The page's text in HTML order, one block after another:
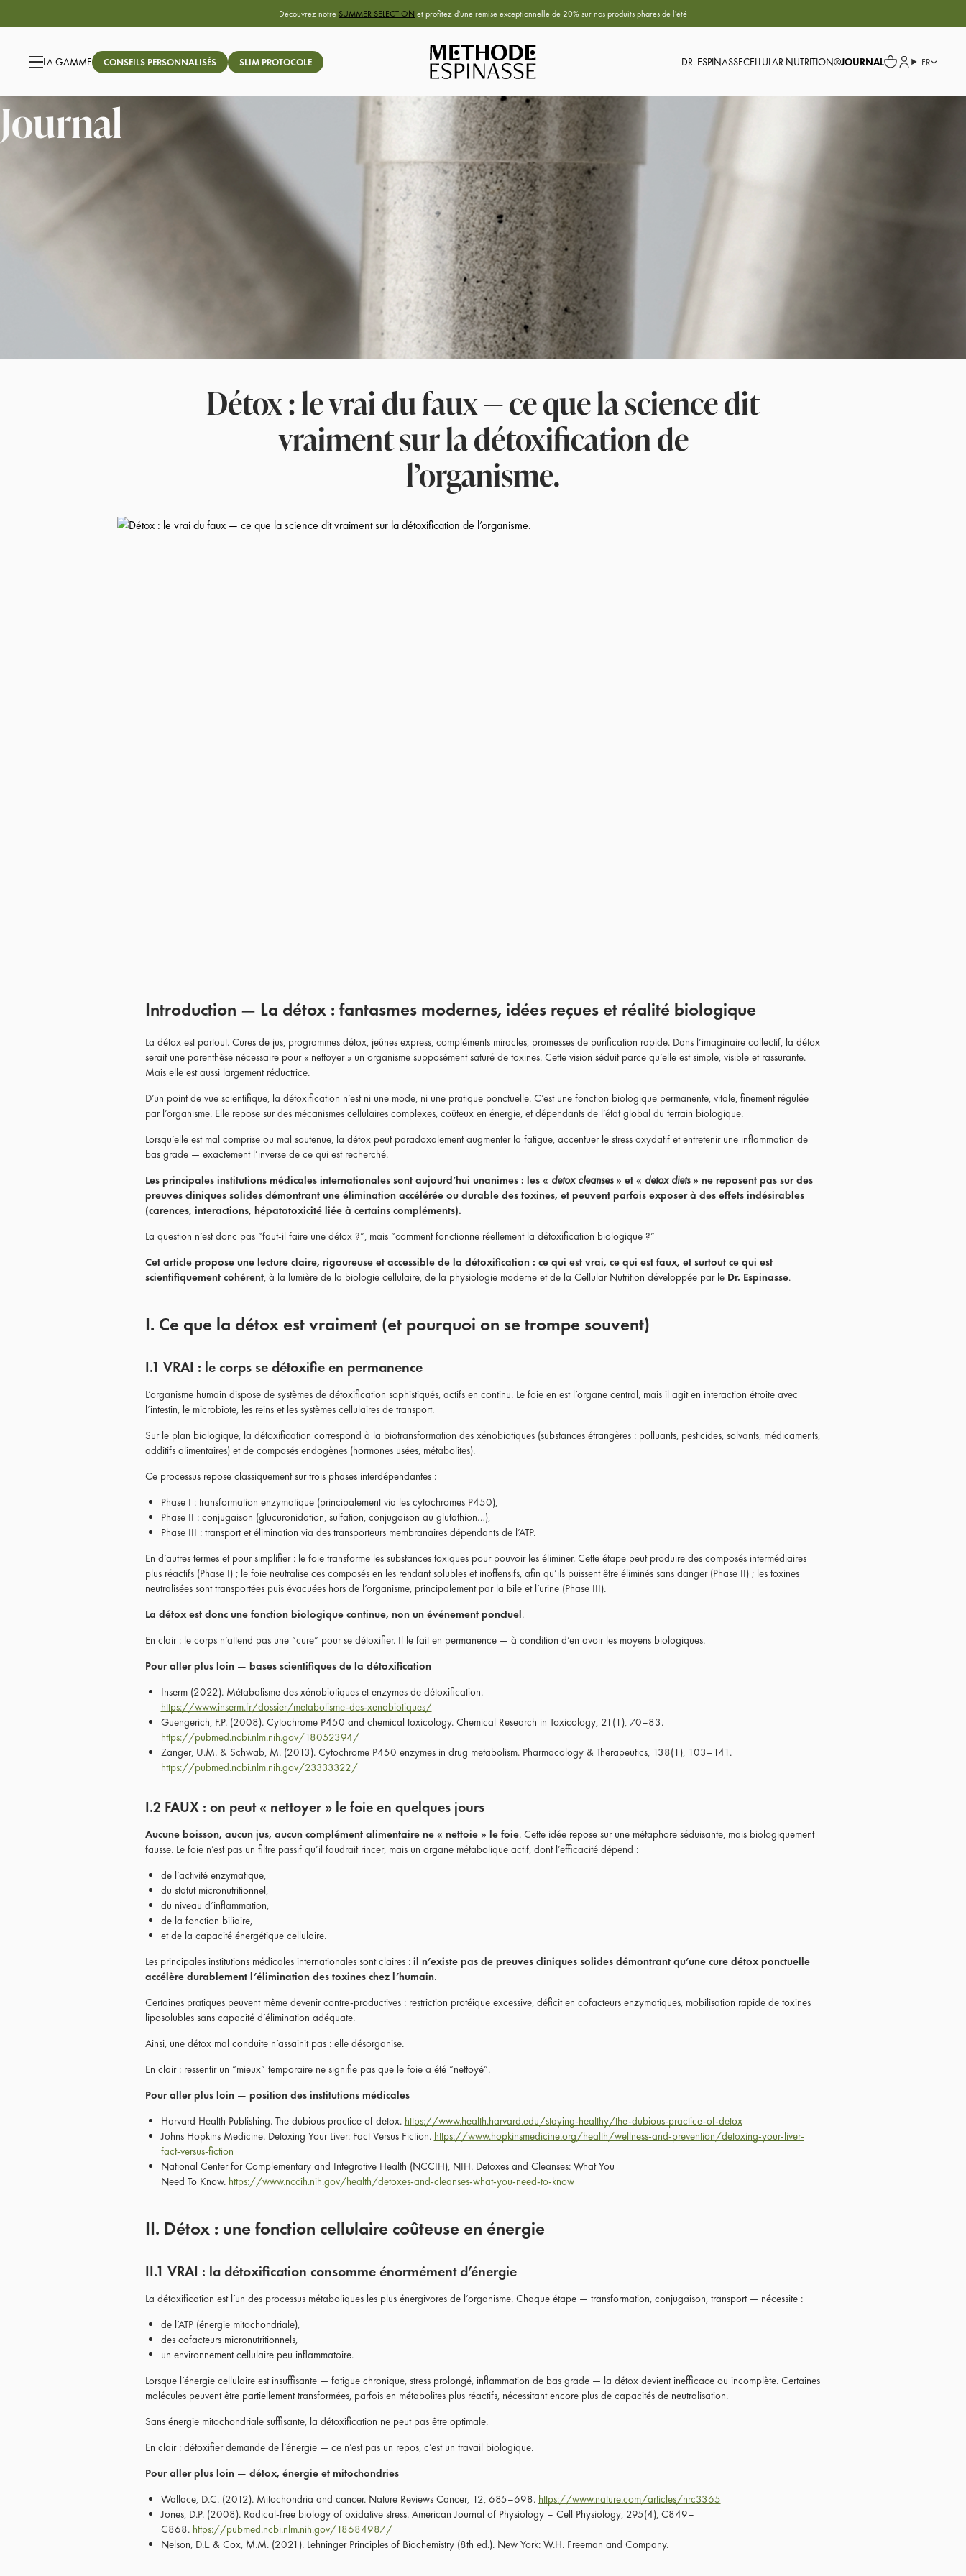
Découvrez notre SUMMER SELECTION et profitez d'une remise exceptionnelle de 20% sur nos produits phares de l'été
LA GAMME CONSEILS PERSONNALISÉS SLIM PROTOCOLE DR. ESPINASSECELLULAR NUTRITION®JOURNAL FR
Journal
Détox : le vrai du faux — ce que la science dit
vraiment sur la détoxification de
l’organisme.
Introduction — La détox : fantasmes modernes, idées reçues et réalité biologique
La détox est partout. Cures de jus, programmes détox, jeûnes express, compléments miracles, promesses de purification rapide. Dans l’imaginaire collectif, la détox
serait une parenthèse nécessaire pour « nettoyer » un organisme supposément saturé de toxines. Cette vision séduit parce qu’elle est simple, visible et rassurante.
Mais elle est aussi largement réductrice.
D’un point de vue scientifique, la détoxification n’est ni une mode, ni une pratique ponctuelle. C’est une fonction biologique permanente, vitale, finement régulée
par l’organisme. Elle repose sur des mécanismes cellulaires complexes, coûteux en énergie, et dépendants de l’état global du terrain biologique.
Lorsqu’elle est mal comprise ou mal soutenue, la détox peut paradoxalement augmenter la fatigue, accentuer le stress oxydatif et entretenir une inflammation de
bas grade — exactement l’inverse de ce qui est recherché.
Les principales institutions médicales internationales sont aujourd’hui unanimes : les « detox cleanses» et « detox diets» ne reposent pas sur des
preuves cliniques solides démontrant une élimination accélérée ou durable des toxines, et peuvent parfois exposer à des effets indésirables
(carences, interactions, hépatotoxicité liée à certains compléments).
La question n’est donc pas “faut-il faire une détox ?”, mais “comment fonctionne réellement la détoxification biologique ?”
Cet article propose une lecture claire, rigoureuse et accessible de la détoxification : ce qui est vrai, ce qui est faux, et surtout ce qui est
scientifiquement cohérent, à la lumière de la biologie cellulaire, de la physiologie moderne et de la Cellular Nutrition développée par le Dr. Espinasse.
I. Ce que la détox est vraiment (et pourquoi on se trompe souvent)
I.1 VRAI : le corps se détoxifie en permanence
L’organisme humain dispose de systèmes de détoxification sophistiqués, actifs en continu. Le foie en est l’organe central, mais il agit en interaction étroite avec
l’intestin, le microbiote, les reins et les systèmes cellulaires de transport.
Sur le plan biologique, la détoxification correspond à la biotransformation des xénobiotiques (substances étrangères : polluants, pesticides, solvants, médicaments,
additifs alimentaires) et de composés endogènes (hormones usées, métabolites).
Ce processus repose classiquement sur trois phases interdépendantes :
Phase I : transformation enzymatique (principalement via les cytochromes P450),
Phase II : conjugaison (glucuronidation, sulfation, conjugaison au glutathion…),
Phase III : transport et élimination via des transporteurs membranaires dépendants de l’ATP.
En d’autres termes et pour simplifier : le foie transforme les substances toxiques pour pouvoir les éliminer. Cette étape peut produire des composés intermédiaires
plus réactifs (Phase I) ; le foie neutralise ces composés en les rendant solubles et inoffensifs, afin qu’ils puissent être éliminés sans danger (Phase II) ; les toxines
neutralisées sont transportées puis évacuées hors de l’organisme, principalement par la bile et l’urine (Phase III).
La détox est donc une fonction biologique continue, non un événement ponctuel.
En clair : le corps n’attend pas une “cure” pour se détoxifier. Il le fait en permanence — à condition d’en avoir les moyens biologiques.
Pour aller plus loin — bases scientifiques de la détoxification
Inserm (2022). Métabolisme des xénobiotiques et enzymes de détoxification.
https://www.inserm.fr/dossier/metabolisme-des-xenobiotiques/
Guengerich, F.P. (2008). Cytochrome P450 and chemical toxicology. Chemical Research in Toxicology, 21(1), 70–83.
https://pubmed.ncbi.nlm.nih.gov/18052394/
Zanger, U.M. & Schwab, M. (2013). Cytochrome P450 enzymes in drug metabolism. Pharmacology & Therapeutics, 138(1), 103–141.
https://pubmed.ncbi.nlm.nih.gov/23333322/
I.2 FAUX : on peut « nettoyer » le foie en quelques jours
Aucune boisson, aucun jus, aucun complément alimentaire ne « nettoie » le foie. Cette idée repose sur une métaphore séduisante, mais biologiquement
fausse. Le foie n’est pas un filtre passif qu’il faudrait rincer, mais un organe métabolique actif, dont l’efficacité dépend :
de l’activité enzymatique,
du statut micronutritionnel,
du niveau d’inflammation,
de la fonction biliaire,
et de la capacité énergétique cellulaire.
Les principales institutions médicales internationales sont claires : il n’existe pas de preuves cliniques solides démontrant qu’une cure détox ponctuelle
accélère durablement l’élimination des toxines chez l’humain.
Certaines pratiques peuvent même devenir contre-productives : restriction protéique excessive, déficit en cofacteurs enzymatiques, mobilisation rapide de toxines
liposolubles sans capacité d’élimination adéquate.
Ainsi, une détox mal conduite n’assainit pas : elle désorganise.
En clair : ressentir un “mieux” temporaire ne signifie pas que le foie a été “nettoyé”.
Pour aller plus loin — position des institutions médicales
Harvard Health Publishing. The dubious practice of detox. https://www.health.harvard.edu/staying-healthy/the-dubious-practice-of-detox
Johns Hopkins Medicine. Detoxing Your Liver: Fact Versus Fiction. https://www.hopkinsmedicine.org/health/wellness-and-prevention/detoxing-your-liver-
fact-versus-fiction
National Center for Complementary and Integrative Health (NCCIH), NIH. Detoxes and Cleanses: What You
Need To Know. https://www.nccih.nih.gov/health/detoxes-and-cleanses-what-you-need-to-know
II. Détox : une fonction cellulaire coûteuse en énergie
II.1 VRAI : la détoxification consomme énormément d’énergie
La détoxification est l’un des processus métaboliques les plus énergivores de l’organisme. Chaque étape — transformation, conjugaison, transport — nécessite :
de l’ATP (énergie mitochondriale),
des cofacteurs micronutritionnels,
un environnement cellulaire peu inflammatoire.
Lorsque l’énergie cellulaire est insuffisante — fatigue chronique, stress prolongé, inflammation de bas grade — la détox devient inefficace ou incomplète. Certaines
molécules peuvent être partiellement transformées, parfois en métabolites plus réactifs, nécessitant encore plus de capacités de neutralisation.
Sans énergie mitochondriale suffisante, la détoxification ne peut pas être optimale.
En clair : détoxifier demande de l’énergie — ce n’est pas un repos, c’est un travail biologique.
Pour aller plus loin — détox, énergie et mitochondries
Wallace, D.C. (2012). Mitochondria and cancer. Nature Reviews Cancer, 12, 685–698. https://www.nature.com/articles/nrc3365
Jones, D.P. (2008). Radical-free biology of oxidative stress. American Journal of Physiology – Cell Physiology, 295(4), C849–
C868. https://pubmed.ncbi.nlm.nih.gov/18684987/
Nelson, D.L. & Cox, M.M. (2021). Lehninger Principles of Biochemistry (8th ed.). New York: W.H. Freeman and Company.